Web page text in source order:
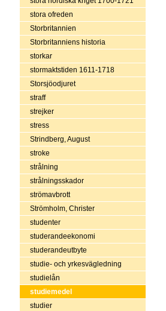
stora ofreden
Storbritannien
Storbritanniens historia
storkar
stormaktstiden 1611-1718
Storsjöodjuret
straff
strejker
stress
Strindberg, August
stroke
strålning
strålningsskador
strömavbrott
Strömholm, Christer
studenter
studerandeekonomi
studerandeutbyte
studie- och yrkesvägledning
studielån
studiemedel
studier